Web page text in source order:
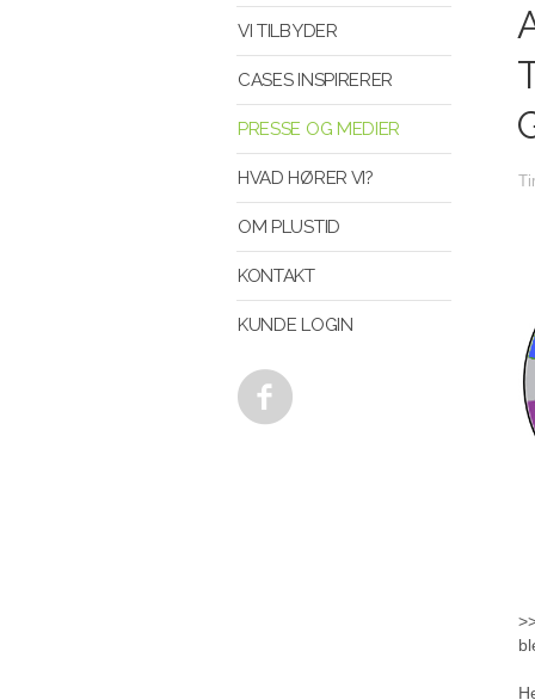
VI TILBYDER
CASES INSPIRERER
PRESSE OG MEDIER
HVAD HØRER VI?
OM PLUSTID
KONTAKT
KUNDE LOGIN